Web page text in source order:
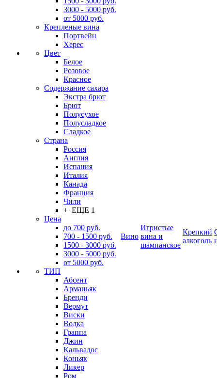
3000 - 5000 руб.
от 5000 руб.
Крепленые вина
Портвейн
Херес
Цвет
Белое
Розовое
Красное
Содержание сахара
Экстра брют
Брют
Полусухое
Полусладкое
Сладкое
Страна
Россия
Англия
Испания
Италия
Канада
Франция
Чили
+ ЕЩЕ 1
Цена
до 700 руб.
700 - 1500 руб.
1500 - 3000 руб.
3000 - 5000 руб.
от 5000 руб.
ТИП
Абсент
Арманьяк
Бренди
Вермут
Виски
Водка
Граппа
Джин
Кальвадос
Коньяк
Ликер
Ром
Вино
Игристые
вина и
шампанское
Крепкий
алкоголь